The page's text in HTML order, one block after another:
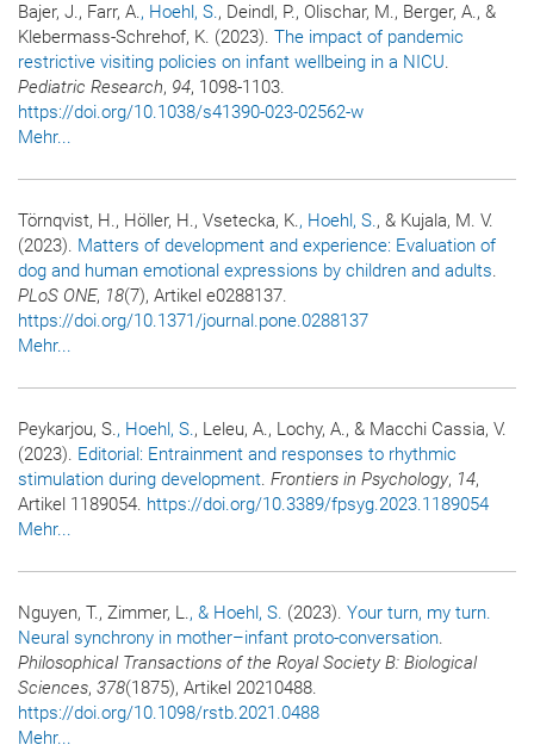
Bajer, J., Farr, A., Hoehl, S., Deindl, P., Olischar, M., Berger, A., &
Klebermass-Schrehof, K. (2023). The impact of pandemic
restrictive visiting policies on infant wellbeing in a NICU.
Pediatric Research, 94, 1098-1103.
https://doi.org/10.1038/s41390-023-02562-w
Mehr...
Törnqvist, H., Höller, H., Vsetecka, K., Hoehl, S., & Kujala, M. V.
(2023). Matters of development and experience: Evaluation of
dog and human emotional expressions by children and adults.
PLoS ONE, 18(7), Artikel e0288137.
https://doi.org/10.1371/journal.pone.0288137
Mehr...
Peykarjou, S., Hoehl, S., Leleu, A., Lochy, A., & Macchi Cassia, V.
(2023). Editorial: Entrainment and responses to rhythmic
stimulation during development. Frontiers in Psychology, 14,
Artikel 1189054. https://doi.org/10.3389/fpsyg.2023.1189054
Mehr...
Nguyen, T., Zimmer, L., & Hoehl, S. (2023). Your turn, my turn.
Neural synchrony in mother–infant proto-conversation.
Philosophical Transactions of the Royal Society B: Biological
Sciences, 378(1875), Artikel 20210488.
https://doi.org/10.1098/rstb.2021.0488
Mehr...